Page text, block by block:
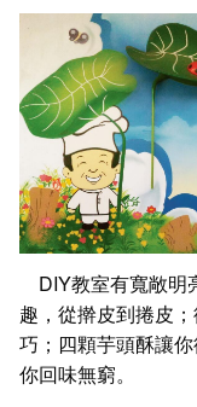
DIY教室有寬敞明
趣，從擀皮到捲皮
巧；四顆芋頭酥讓
你回味無窮。